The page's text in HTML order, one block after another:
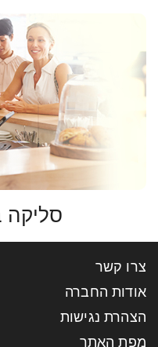
צרו קשר
אודות החברה
הצהרת נגישות
מפת האתר